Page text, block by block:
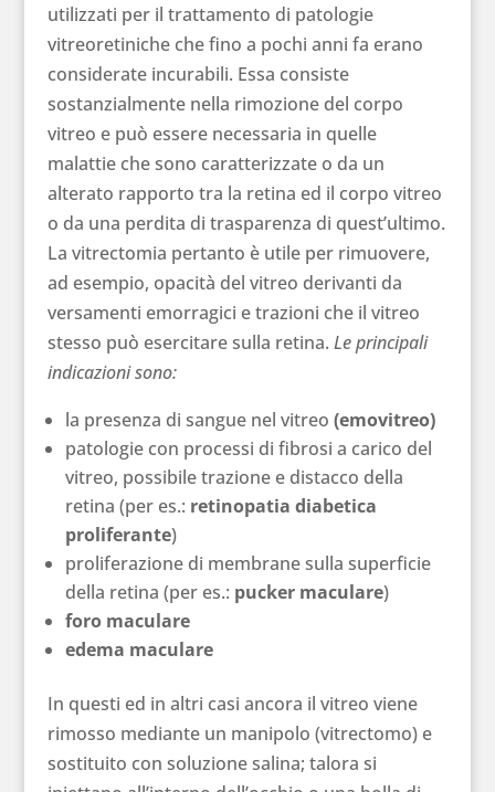
utilizzati per il trattamento di patologie
vitreoretiniche che fino a pochi anni fa erano
considerate incurabili. Essa consiste
sostanzialmente nella rimozione del corpo
vitreo e può essere necessaria in quelle
malattie che sono caratterizzate o da un
alterato rapporto tra la retina ed il corpo vitreo
o da una perdita di trasparenza di quest’ultimo.
La vitrectomia pertanto è utile per rimuovere,
ad esempio, opacità del vitreo derivanti da
versamenti emorragici e trazioni che il vitreo
stesso può esercitare sulla retina. Le principali
indicazioni sono:
la presenza di sangue nel vitreo (emovitreo)
patologie con processi di fibrosi a carico del
vitreo, possibile trazione e distacco della
retina (per es.: retinopatia diabetica
proliferante)
proliferazione di membrane sulla superficie
della retina (per es.: pucker maculare)
foro maculare
edema maculare
In questi ed in altri casi ancora il vitreo viene
rimosso mediante un manipolo (vitrectomo) e
sostituito con soluzione salina; talora si